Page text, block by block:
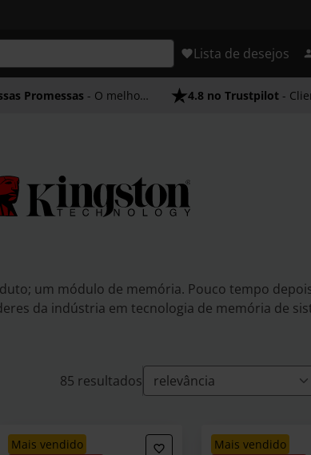
Lista de desejos
Promessas - O melhor atendimento 4.8 no Trustpilot - Clientes
um módulo de memória. Pouco tempo
da indústria em tecnologia de memória de
maiores procedimentos de teste para módulos
e memória flash e instila a mesma qualidade e
produtos, criando efetivamente um portfólio
85 resultados
mais vendido
mais vendido